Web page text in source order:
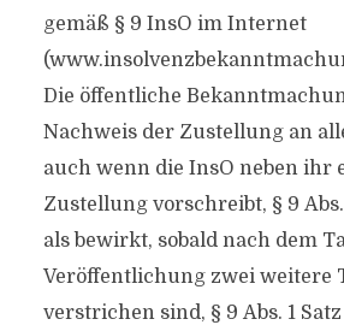
gemäß § 9 InsO im Internet
Die öffentliche
Nachweis der Zustellung an
auch wenn die InsO neben ihr
Zustellung vorschreibt, § 9
als bewirkt, sobald nach dem
Veröffentlichung zwei weitere
verstrichen sind, § 9 Abs. 1